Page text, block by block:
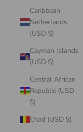
Caribbean
Netherlands
(USD $)
Cayman Islands
(USD $)
Central African
Republic (USD
$)
Chad (USD $)